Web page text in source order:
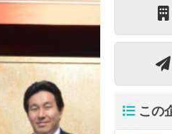
この